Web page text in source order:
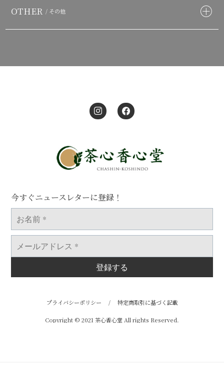
OTHER / その他
今すぐニュースレターに登録！
お
*
メ
ア
ス
プライバシーポリシー / 特定商取引に基づく記載
Copyright © 2021 茶心香心堂 All rights Reserved.